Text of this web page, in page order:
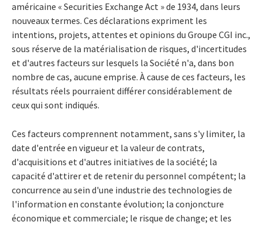
américaine « Securities Exchange Act » de 1934, dans leurs
nouveaux termes. Ces déclarations expriment les
intentions, projets, attentes et opinions du Groupe CGI inc.,
sous réserve de la matérialisation de risques, d'incertitudes
et d'autres facteurs sur lesquels la Société n'a, dans bon
nombre de cas, aucune emprise. À cause de ces facteurs, les
résultats réels pourraient différer considérablement de
ceux qui sont indiqués.
Ces facteurs comprennent notamment, sans s'y limiter, la
date d'entrée en vigueur et la valeur de contrats,
d'acquisitions et d'autres initiatives de la société; la
capacité d'attirer et de retenir du personnel compétent; la
concurrence au sein d'une industrie des technologies de
l'information en constante évolution; la conjoncture
économique et commerciale; le risque de change; et les